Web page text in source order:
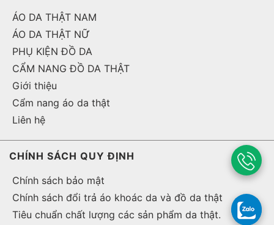
ÁO DA THẬT NAM
ÁO DA THẬT NỮ
PHỤ KIỆN ĐỒ DA
CẨM NANG ĐỒ DA THẬT
Giới thiệu
Cẩm nang áo da thật
Liên hệ
CHÍNH SÁCH QUY ĐỊNH
Chính sách bảo mật
Chính sách đổi trả áo khoác da và đồ da thật
Tiêu chuẩn chất lượng các sản phẩm da thật.